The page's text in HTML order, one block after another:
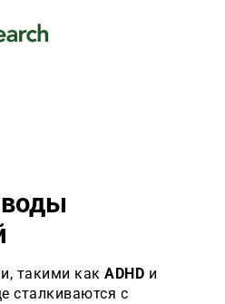
такими как ADHD и
сталкиваются с